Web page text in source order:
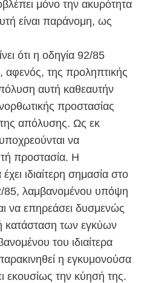
μόνο την ακυρότητα
είναι παράνομη, ως
ότι η οδηγία 92/85
αφενός, της προληπτικής
αυτή καθεαυτήν
προστασίας
απόλυσης. Ως εκ
να
προστασία. Η
ιδιαίτερη σημασία στο
85, λαμβανομένου υπόψη
να επηρεάσει δυσμενώς
κατάσταση των εγκύων
του ιδιαίτερα
η εγκυμονούσα
εκουσίως την κύησή της.